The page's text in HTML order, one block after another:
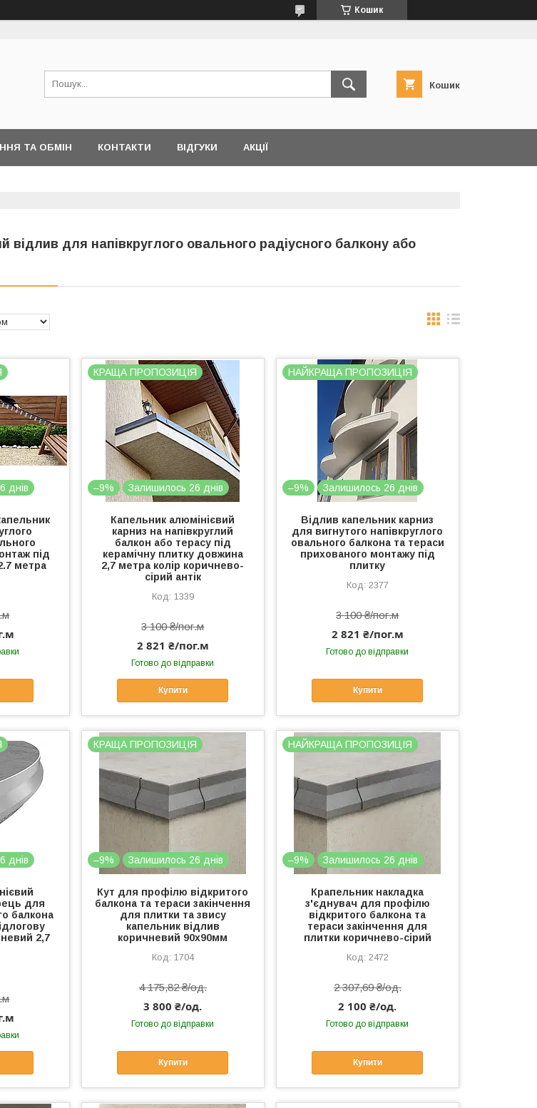
Кошик
Кошик
ТА ОБМІН КОНТАКТИ ВІДГУКИ АКЦІЇ
відлив для напівкруглого овального радіусного балкону або
днів
під
метра
КРАЩА ПРОПОЗИЦІЯ
–9% Залишилось 26 днів
Капельник алюмінієвий
карниз на напівкруглий
балкон або терасу під
керамічну плитку довжина
2,7 метра колір коричнево-
сірий антік
1339
3 100 ₴/пог.м
2 821 ₴/пог.м
Готово до відправки
Купити
НАЙКРАЩА ПРОПОЗИЦІЯ
–9% Залишилось 26 днів
Відлив капельник карниз
для вигнутого напівкруглого
овального балкона та тераси
прихованого монтажу під
плитку
2377
3 100 ₴/пог.м
2 821 ₴/пог.м
Готово до відправки
Купити
днів
для
балкона
2,7
КРАЩА ПРОПОЗИЦІЯ
–9% Залишилось 26 днів
Кут для профілю відкритого
балкона та тераси закінчення
для плитки та звису
капельник відлив
коричневий 90х90мм
1704
4 175,82 ₴/од.
3 800 ₴/од.
Готово до відправки
Купити
НАЙКРАЩА ПРОПОЗИЦІЯ
–9% Залишилось 26 днів
Крапельник накладка
з'єднувач для профілю
відкритого балкона та
тераси закінчення для
плитки коричнево-сірий
2472
2 307,69 ₴/од.
2 100 ₴/од.
Готово до відправки
Купити